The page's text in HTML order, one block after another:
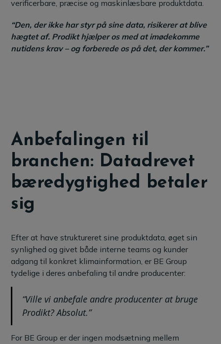
verificerbare, præcise og maskinlæsbare produktdata.
“Den, der ikke har styr på sine data, risikerer at blive
hægtet af. Prodikt hjælper os med at imødekomme
nutidens krav – og forberede os på det, der kommer.”
Anbefalingen til
branchen: Datadrevet
bæredygtighed betaler
sig
Efter at have struktureret sine produktdata, øget sin
synlighed og givet både interne teams og kunder
adgang til konkret klimainformation, er BE Group
tydelige i deres anbefaling til andre producenter:
“Ville vi anbefale andre producenter at bruge
Prodikt? Absolut.”
For BE Group er der ingen modsætning mellem